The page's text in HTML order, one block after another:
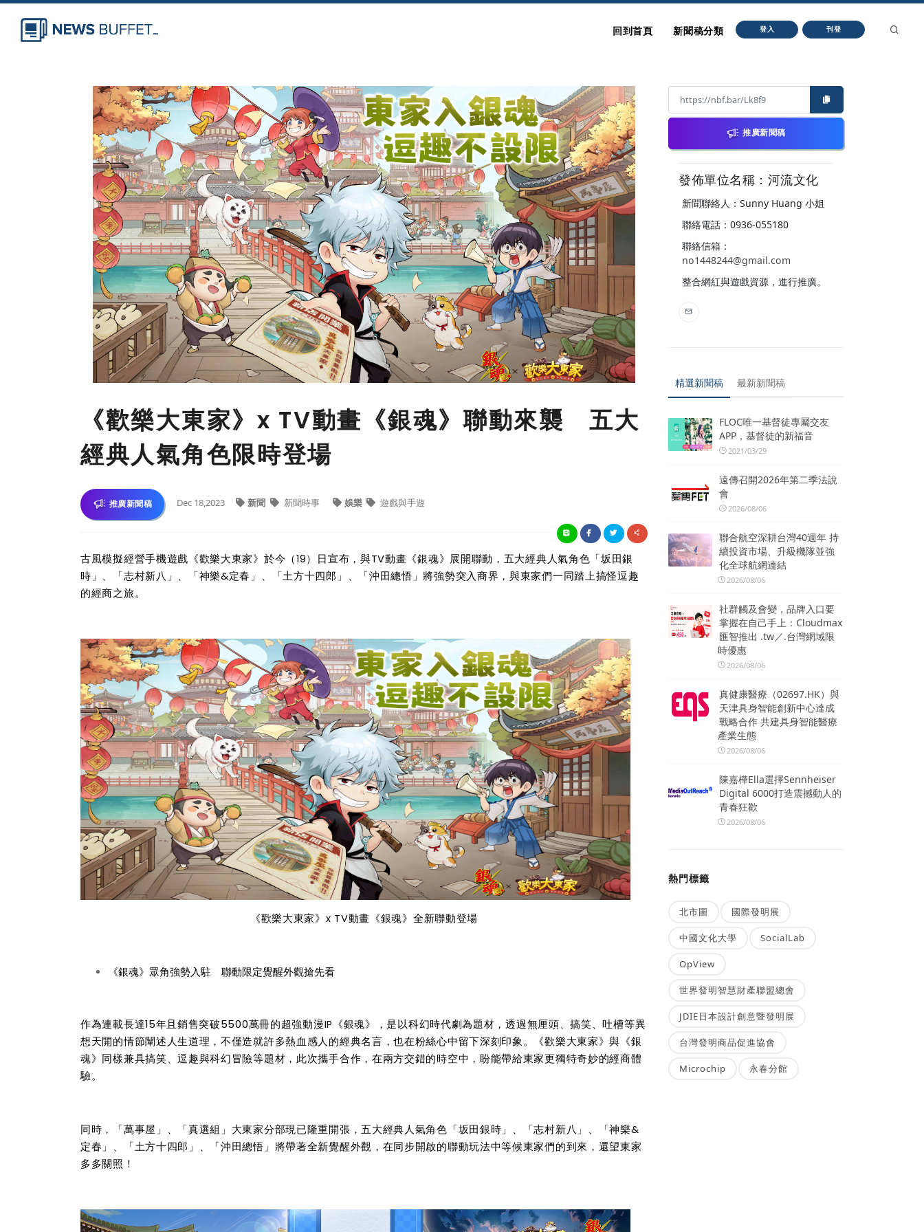
回到首頁 新聞稿分類 登入 刊登
《歡樂大東家》x TV動畫《銀魂》聯動來襲 五大
經典人氣角色限時登場
推廣新聞稿 Dec 18,2023 新聞 新聞時事 娛樂 遊戲與手遊
古風模擬經營手機遊戲《歡樂大東家》於今（19）日宣布，與TV動畫《銀魂》展開聯動，五大經典人氣角色「坂田銀
時」、「志村新八」、「神樂&定春」、「土方十四郎」、「沖田總悟」將強勢突入商界，與東家們一同踏上搞怪逗趣
的經商之旅。
《歡樂大東家》x TV動畫《銀魂》全新聯動登場
《銀魂》眾角強勢入駐 聯動限定覺醒外觀搶先看
作為連載長達15年且銷售突破5500萬冊的超強動漫IP《銀魂》，是以科幻時代劇為題材，透過無厘頭、搞笑、吐槽等異
想天開的情節闡述人生道理，不僅造就許多熱血感人的經典名言，也在粉絲心中留下深刻印象。《歡樂大東家》與《銀
魂》同樣兼具搞笑、逗趣與科幻冒險等題材，此次攜手合作，在兩方交錯的時空中，盼能帶給東家更獨特奇妙的經商體
驗。
同時，「萬事屋」、「真選組」大東家分部現已隆重開張，五大經典人氣角色「坂田銀時」、「志村新八」、「神樂&
定春」、「土方十四郎」、「沖田總悟」將帶著全新覺醒外觀，在同步開啟的聯動玩法中等候東家們的到來，還望東家
多多關照！
推廣新聞稿
發佈單位名稱：河流文化
新聞聯絡人：Sunny Huang 小姐
聯絡電話：0936-055180
聯絡信箱：
no1448244@gmail.com
整合網紅與遊戲資源，進行推廣。
精選新聞稿 最新新聞稿
FLOC唯一基督徒專屬交友
APP，基督徒的新福音
2021/03/29
遠傳召開2026年第二季法說
會
2026/08/06
聯合航空深耕台灣40週年 持
續投資市場、升級機隊並強
化全球航網連結
2026/08/06
社群觸及會變，品牌入口要
掌握在自己手上：Cloudmax
匯智推出 .tw／.台灣網域限
時優惠
2026/08/06
真健康醫療（02697.HK）與
天津具身智能創新中心達成
戰略合作 共建具身智能醫療
產業生態
2026/08/06
陳嘉樺Ella選擇Sennheiser
Digital 6000打造震撼動人的
青春狂歡
2026/08/06
熱門標籤
北市圖 國際發明展
中國文化大學 SocialLab
OpView
世界發明智慧財產聯盟總會
JDIE日本設計創意暨發明展
台灣發明商品促進協會
Microchip 永春分館